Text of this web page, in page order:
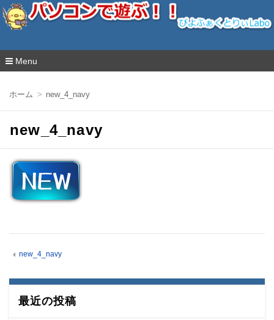
ぴよふぁくとりぃLabo
Menu
ン
ホーム new_4_navy
new_4_navy
new_4_navy
最近の投稿